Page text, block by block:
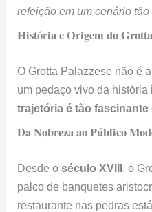
refeição em um cenário
História e Origem do Grotta
O Grotta Palazzese não é
um pedaço vivo da
trajetória é tão
Da Nobreza ao Público
Desde oséculo XVIII, o
palco de banquetes
restaurante nas pedras